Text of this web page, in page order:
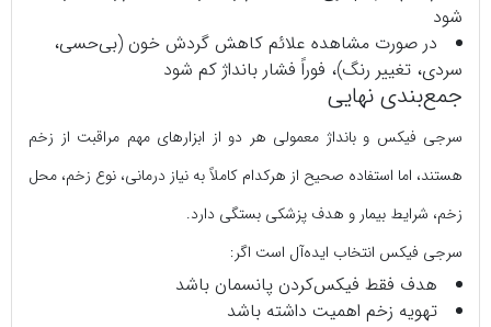
شود
در صورت مشاهده علائم کاهش گردش خون (بی‌حسی،
سردی، تغییر رنگ)، فوراً فشار بانداژ کم شود
جمع‌بندی نهایی
سرجی‌ فیکس و بانداژ معمولی هر دو از ابزارهای مهم مراقبت از زخم
هستند، اما استفاده صحیح از هرکدام کاملاً به نیاز درمانی، نوع زخم، محل
زخم، شرایط بیمار و هدف پزشکی بستگی دارد.
سرجی‌ فیکس انتخاب ایده‌آل است اگر:
هدف فقط فیکس‌کردن پانسمان باشد
تهویه زخم اهمیت داشته باشد